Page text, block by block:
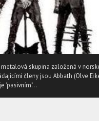
skupina založená v
členy jsou Abbath (Olve
"pasivním"...